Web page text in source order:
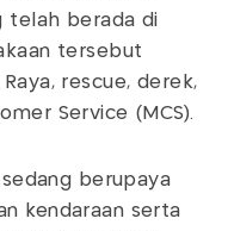
telah berada di
tersebut
rescue, derek,
Service (MCS).
berupaya
kendaraan serta